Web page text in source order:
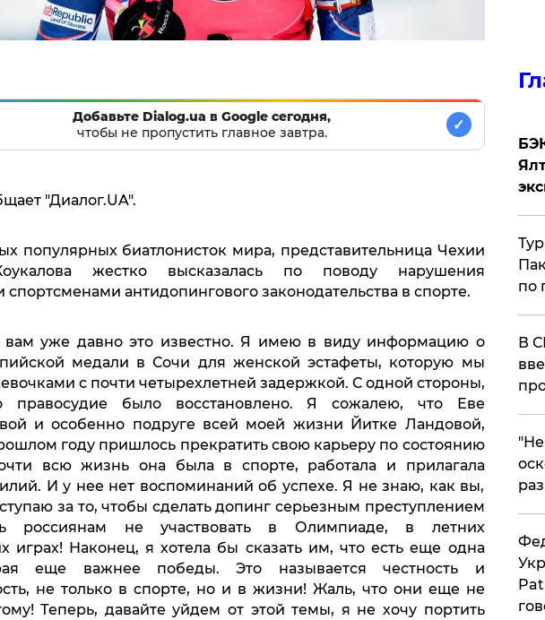
Добавьте Dialog.ua в Google сегодня,
чтобы не пропустить главное завтра.
✓
"Диалог.UA".
популярных биатлонисток мира, представительница Чехии
жестко высказалась по поводу нарушения
антидопингового законодательства в спорте.
вам уже давно это известно. Я имею в виду информацию о
медали в Сочи для женской эстафеты, которую мы
с почти четырехлетней задержкой. С одной стороны,
правосудие было восстановлено. Я сожалею, что Еве
и особенно подруге всей моей жизни Йитке Ландовой,
году пришлось прекратить свою карьеру по состоянию
всю жизнь она была в спорте, работала и прилагала
И у нее нет воспоминаний об успехе. Я не знаю, как вы,
за то, чтобы сделать допинг серьезным преступлением
россиянам не участвовать в Олимпиаде, в летних
играх! Наконец, я хотела бы сказать им, что есть еще одна
еще важнее победы. Это называется честность и
не только в спорте, но и в жизни! Жаль, что они еще не
Теперь, давайте уйдем от этой темы, я не хочу портить
по
В